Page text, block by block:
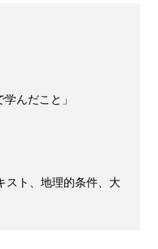
んだこと」
スト、地理的条件、大